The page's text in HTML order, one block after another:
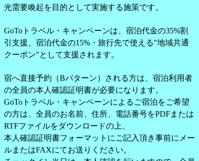
光需要喚起を目的として実施する施策です。
GoToトラベル・キャンペーンは、宿泊代金の35%割
引支援、宿泊代金の15%・旅行先で使える"地域共通
クーポン"として支援されます。
宿へ直接予約（Bパターン）される方は、宿泊利用者
の全員の本人確認証明書が必要になります。
GoToトラベル・キャンペーンによるご宿泊をご希望
の方は、全員のお名前、住所、電話番号をPDFまたは
RTFファイルをダウンロードの上、
本人確認証明書フォーマットにご記入頂き事前にメー
ルまたはFAXにてお送りください。